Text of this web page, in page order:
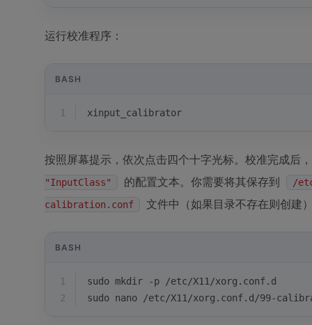
运行校准程序：
BASH
1 xinput_calibrator
按照屏幕提示，依次点击四个十字光标。校准完成后
"InputClass" 的配置文本。你需要将其保存到
/
calibration.conf
文件中（如果目录不存在则创建
BASH
1
sudo mkdir -p /etc/X11/xorg.conf.d
2
sudo nano /etc/X11/xorg.conf.d/99-